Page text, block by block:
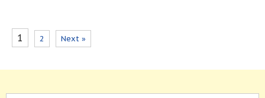
1 2 Next »